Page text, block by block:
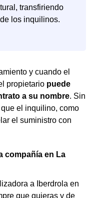
transfiriendo
los inquilinos.
y cuando el
propietario puede
a su nombre. Sin
el inquilino, como
el suministro con
compañía en La
a Iberdrola en
que quieras y de